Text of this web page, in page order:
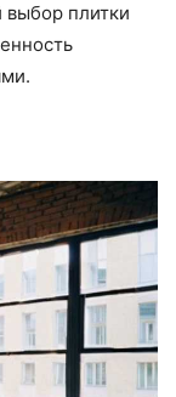
выбор плитки